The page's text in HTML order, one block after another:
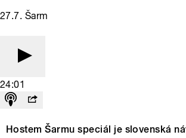
27.7. Šarm
24:01
Hostem Šarmu speciál je slovenská